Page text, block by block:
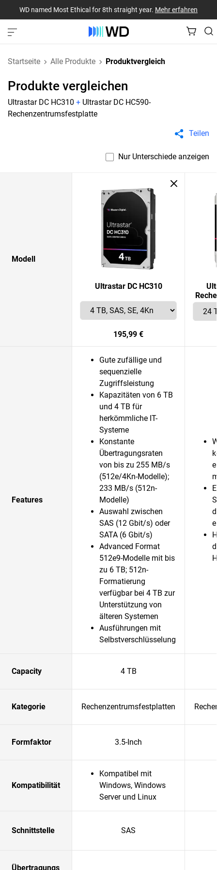
WD named Most Ethical for 8th straight year. Mehr erfahren
Startseite Alle Produkte Produktvergleich
Produkte vergleichen
Ultrastar DC HC310 + Ultrastar DC HC590-
Rechenzentrumsfestplatte
Teilen
Nur Unterschiede anzeigen
Modell
Ultrastar DC HC310
195,99 €
Features
Gute zufällige und
sequenzielle
Zugriffsleistung
Kapazitäten von 6 TB
und 4 TB für
herkömmliche IT-
Systeme
Konstante
Übertragungsraten
von bis zu 255 MB/s
(512e/4Kn-Modelle);
233 MB/s (512n-
Modelle)
Auswahl zwischen
SAS (12 Gbit/s) oder
SATA (6 Gbit/s)
Advanced Format
512e9-Modelle mit bis
zu 6 TB; 512n-
Formatierung
verfügbar bei 4 TB zur
Unterstützung von
älteren Systemen
Ausführungen mit
Selbstverschlüsselung
Capacity 4 TB
Kategorie Rechenzentrumsfestplatten
Formfaktor 3.5-Inch
Kompatibilität
Kompatibel mit
Windows, Windows
Server und Linux
Schnittstelle SAS
Übertragungs